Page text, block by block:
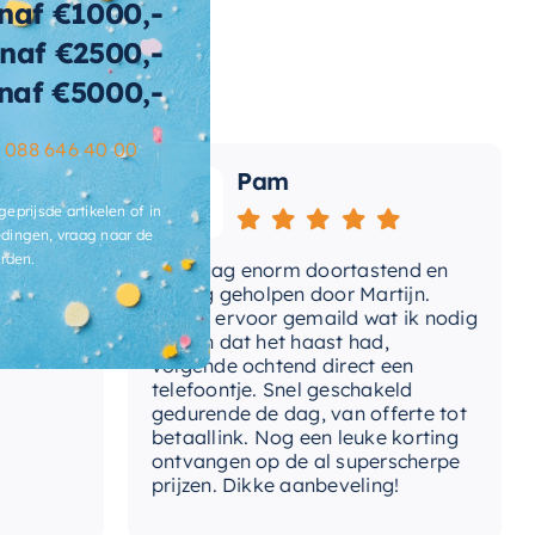
Pam
Vandaag enorm doortastend en
prettig geholpen door Martijn.
Avond ervoor gemaild wat ik nodig
had en dat het haast had,
volgende ochtend direct een
telefoontje. Snel geschakeld
gedurende de dag, van offerte tot
betaallink. Nog een leuke korting
ontvangen op de al superscherpe
prijzen. Dikke aanbeveling!
€1000,-
€2500,-
€5000,-
088 646 40 00
artikelen of in
vraag naar de